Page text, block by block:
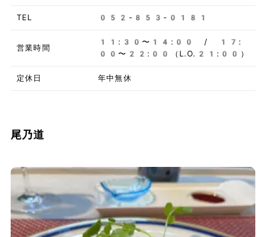
TEL 052-853-0181
営業時間
11:30〜14:00 / 17:
00〜22:00（L.O.21:00）
定休日 年中無休
尾乃道